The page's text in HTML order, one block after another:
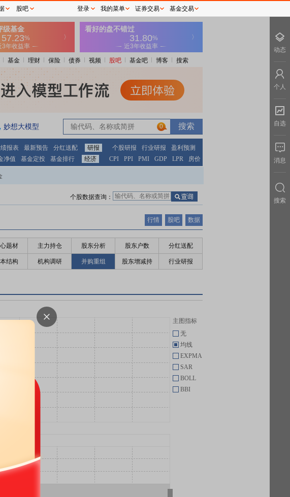
基金 理财 保险 债券 视频 股吧 基金吧 博客 搜索
妙想大模型 0
报表 最新预告 分红送配 研报 个股研报 行业研报
盈利预测
净值 基金定投 基金排行 经济 CPI PPI PMI GDP LPR 房价
个股数据查询：
行情 股吧 数据
题材 主力持仓 股东分析 股东户数 分红送配
结构 机构调研 并购重组 股东增减持 行业研报
主图指标
无
均线
EXPMA
SAR
BOLL
BBI
股吧 登录 我的菜单 证券交易 基金交易
动态
个人
自选
消息
搜索